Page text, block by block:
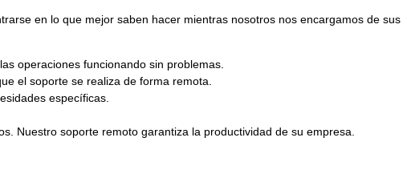
en lo que mejor saben hacer mientras nosotros nos encargamos de sus
operaciones funcionando sin problemas.
el soporte se realiza de forma remota.
específicas.
Nuestro soporte remoto garantiza la productividad de su empresa.